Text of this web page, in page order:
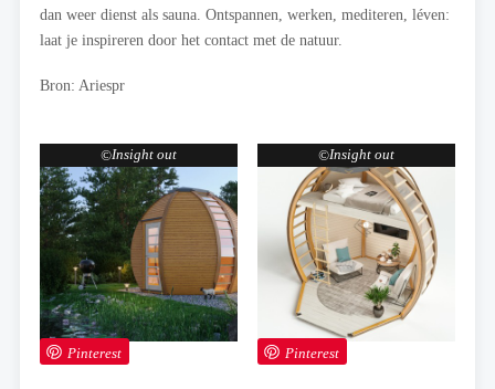
dan weer dienst als sauna. Ontspannen, werken, mediteren, léven:
laat je inspireren door het contact met de natuur.
Bron: Ariespr
Insight out
Pinterest
Insight out
Pinterest